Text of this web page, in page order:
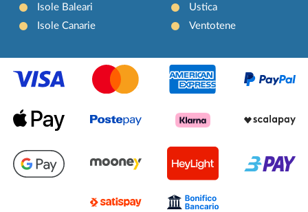
Isole Baleari
Isole Canarie
Ustica
Ventotene